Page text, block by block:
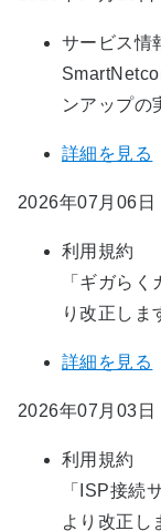
サービス情
ンアップの
詳細を見る
2026年07月06日
利用規約
「ギガら
り改正しま
詳細を見る
2026年07月03日
利用規約
「ISP接続
より改正し